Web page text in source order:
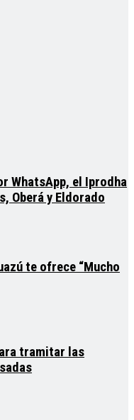
WhatsApp, el Iprodha
Oberá y Eldorado
te ofrece “Mucho
tramitar las